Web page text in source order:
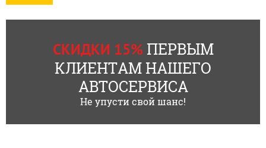
СКИДКИ 15%ПЕРВЫМ
КЛИЕНТАМ НАШЕГО
АВТОСЕРВИСА
Не упусти свой шанс!